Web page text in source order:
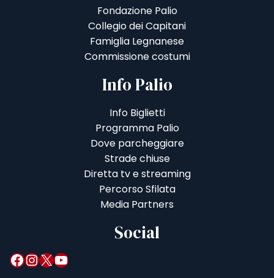
Fondazione Palio
Collegio dei Capitani
Famiglia Legnanese
Commissione costumi
Info Palio
Info Biglietti
Programma Palio
Dove parcheggiare
Strade chiuse
Diretta tv e streaming
Percorso Sfilata
Media Partners
Social
Facebook InstagramX YouTube